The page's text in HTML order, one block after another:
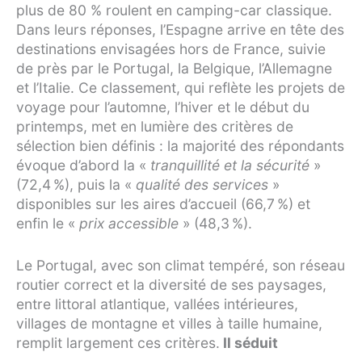
plus de 80 % roulent en camping-car classique.
Dans leurs réponses, l’Espagne arrive en tête des
destinations envisagées hors de France, suivie
de près par le Portugal, la Belgique, l’Allemagne
et l’Italie. Ce classement, qui reflète les projets de
voyage pour l’automne, l’hiver et le début du
printemps, met en lumière des critères de
sélection bien définis : la majorité des répondants
évoque d’abord la « tranquillité et la sécurité »
(72,4 %), puis la « qualité des services »
disponibles sur les aires d’accueil (66,7 %) et
enfin le « prix accessible » (48,3 %).
Le Portugal, avec son climat tempéré, son réseau
routier correct et la diversité de ses paysages,
entre littoral atlantique, vallées intérieures,
villages de montagne et villes à taille humaine,
remplit largement ces critères. Il séduit